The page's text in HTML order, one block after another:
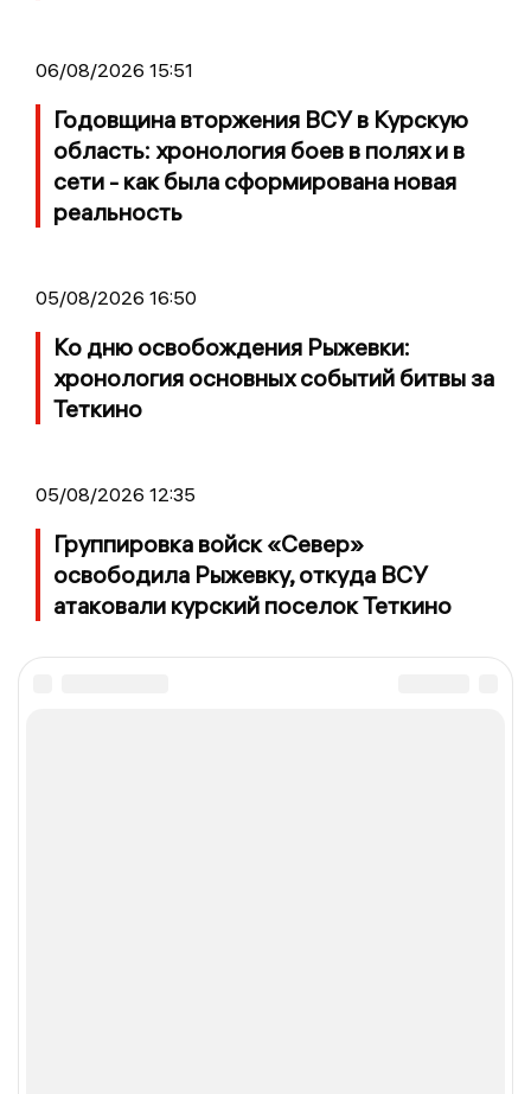
06/08/2026 15:51
Годовщина вторжения ВСУ в Курскую
область: хронология боев в полях и в
сети - как была сформирована новая
реальность
05/08/2026 16:50
Ко дню освобождения Рыжевки:
хронология основных событий битвы за
Теткино
05/08/2026 12:35
Группировка войск «Север»
освободила Рыжевку, откуда ВСУ
атаковали курский поселок Теткино